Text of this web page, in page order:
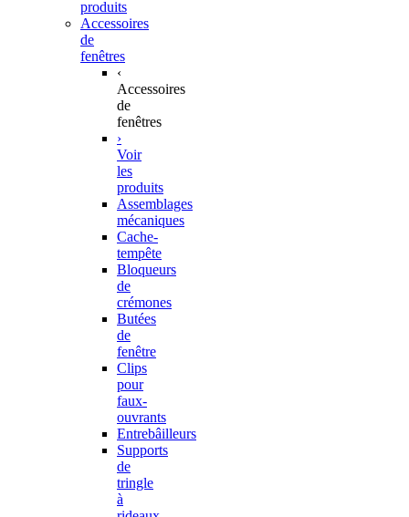
produits
Accessoires
de
fenêtres
‹
Accessoires
de
fenêtres
›
Voir
les
produits
Assemblages
mécaniques
Cache-
tempête
Bloqueurs
de
crémones
Butées
de
fenêtre
Clips
pour
faux-
ouvrants
Entrebâilleurs
Supports
de
tringle
à